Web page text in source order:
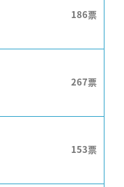
186
267
153